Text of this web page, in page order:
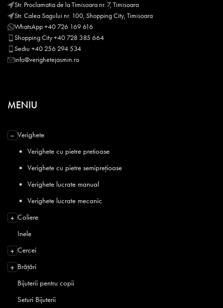
Str. Proclamatia de la Timisoara nr. 7, Timisoara
Str. Calea Sagului nr. 100, Shopping City, Timisoara
WhatsApp +40 726 169 616
Shopping City +40 728 385 664
Sediu +40 256 294 534
info@verighetejasmin.ro
MENIU
− Verighete
Verighete cu pietre pretioase
Verighete cu pietre semiprețioase
Verighete lucrate manual
Verighete lucrate mecanic
+ Coliere
Inele
+ Cercei
+ Brățări
Bijuterii pentru copii
Seturi Bijuterii